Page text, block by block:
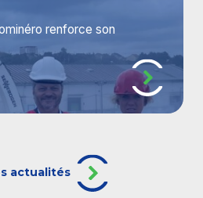
renforce son
actualités